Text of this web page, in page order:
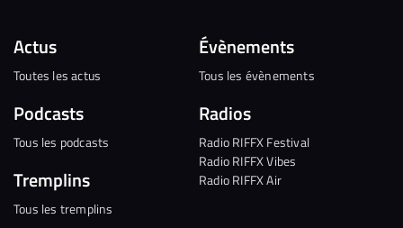
Actus
Toutes les actus
Podcasts
Tous les podcasts
Tremplins
Tous les tremplins
Évènements
Tous les évènements
Radios
Radio RIFFX Festival
Radio RIFFX Vibes
Radio RIFFX Air